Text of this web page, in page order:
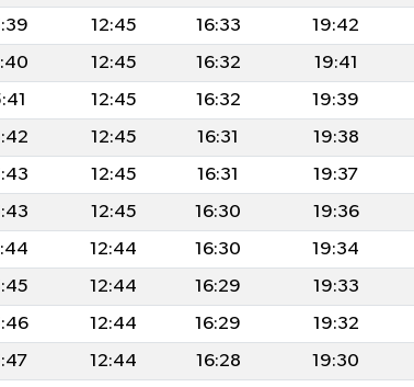
12:45 16:33 19:42
12:45 16:32 19:41
12:45 16:32 19:39
12:45 16:31 19:38
12:45 16:31 19:37
12:45 16:30 19:36
12:44 16:30 19:34
12:44 16:29 19:33
12:44 16:29 19:32
12:44 16:28 19:30